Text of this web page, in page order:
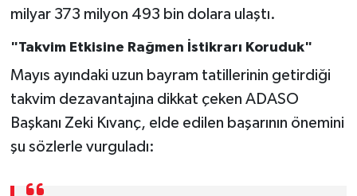
milyar 373 milyon 493 bin dolara ulaştı.
"Takvim Etkisine Rağmen İstikrarı Koruduk"
Mayıs ayındaki uzun bayram tatillerinin getirdiği
takvim dezavantajına dikkat çeken ADASO
Başkanı Zeki Kıvanç, elde edilen başarının önemini
şu sözlerle vurguladı: